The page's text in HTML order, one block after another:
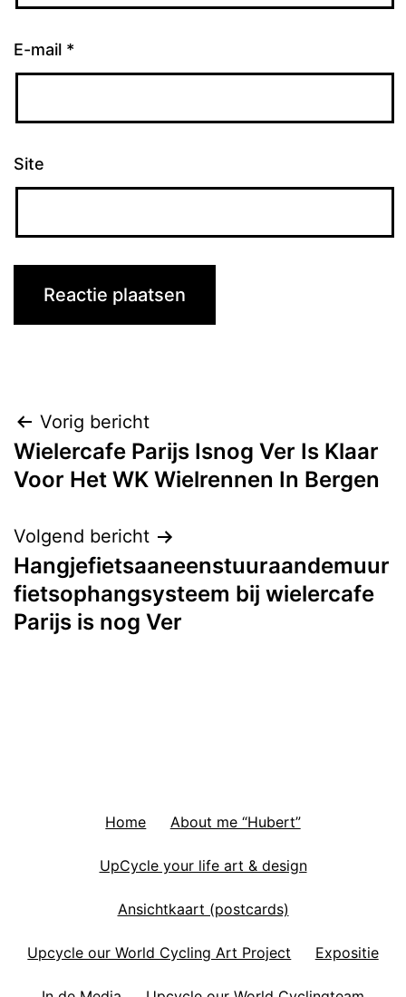
E-mail *
Site
Bericht
navigatie
Vorig bericht
Wielercafe Parijs Isnog Ver Is Klaar
Voor Het WK Wielrennen In Bergen
Volgend bericht
Hangjefietsaaneenstuuraandemuur
fietsophangsysteem bij wielercafe
Parijs is nog Ver
Home About me “Hubert”
UpCycle your life art & design
Ansichtkaart (postcards)
Upcycle our World Cycling Art Project Expositie